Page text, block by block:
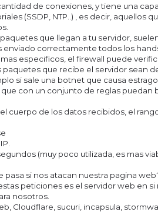
de conexiones, y tiene una
(SSDP, NTP..) , es decir,
que llegan a tu servidor,
enviado correctamente todos los
especificos, el firewall puede
que recibe el servidor sean
si sale una botnet que causa
con un conjunto de reglas
cuerpo de los datos recibidos, el
(muy poco utilizada, es mas
si nos atacan nuestra pagina
peticiones es el servidor web en
nosotros.
Cloudflare, sucuri, incapsula,